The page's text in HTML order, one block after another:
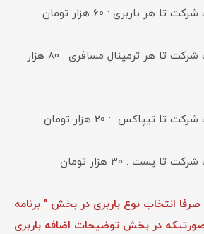
هر باربری : 60 هزار تومان
هزینه ارسال بار از درب شرکت تا هر ترمینال مسافری : 80 هزار
تیپاکس : 20 هزار تومان
پست : 30 هزار تومان
صرفا انتخاب نوع باربری در بخش " برنامه
در بخش توضیحات اضافه باربری